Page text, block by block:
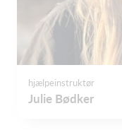
hjælpeinstruktør
Julie Bødker